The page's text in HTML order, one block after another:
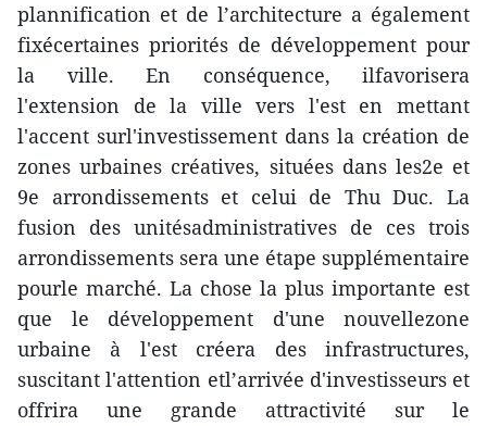
plannification et de l’architecture a également
fixécertaines priorités de développement pour
la ville. En conséquence, ilfavorisera
l'extension de la ville vers l'est en mettant
l'accent surl'investissement dans la création de
zones urbaines créatives, situées dans les2e et
9e arrondissements et celui de Thu Duc. La
fusion des unitésadministratives de ces trois
arrondissements sera une étape supplémentaire
pourle marché. La chose la plus importante est
que le développement d'une nouvellezone
urbaine à l'est créera des infrastructures,
suscitant l'attention etl’arrivée d'investisseurs et
offrira une grande attractivité sur le